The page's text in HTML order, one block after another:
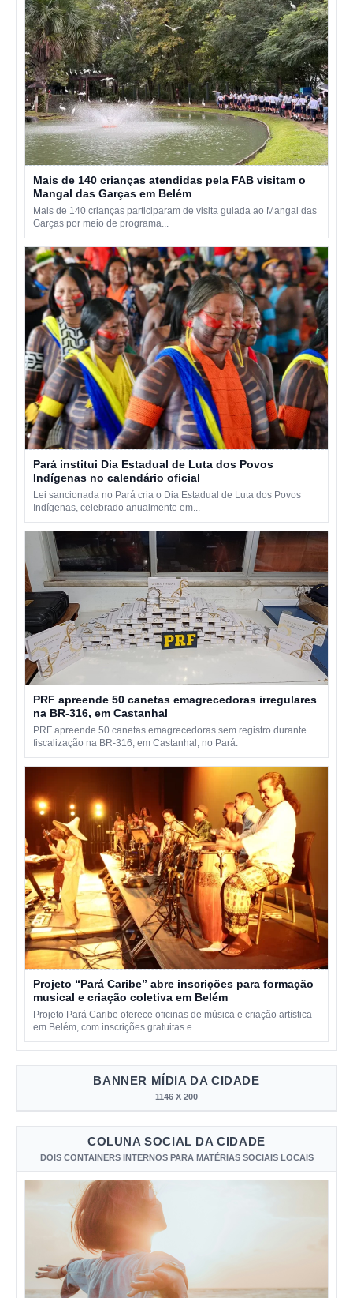
Mais de 140 crianças atendidas pela FAB visitam o
Mangal das Garças em Belém
Mais de 140 crianças participaram de visita guiada ao Mangal das
Garças por meio de programa...
Pará institui Dia Estadual de Luta dos Povos
Indígenas no calendário oficial
Lei sancionada no Pará cria o Dia Estadual de Luta dos Povos
Indígenas, celebrado anualmente em...
PRF apreende 50 canetas emagrecedoras irregulares
na BR-316, em Castanhal
PRF apreende 50 canetas emagrecedoras sem registro durante
fiscalização na BR-316, em Castanhal, no Pará.
Projeto “Pará Caribe” abre inscrições para formação
musical e criação coletiva em Belém
Projeto Pará Caribe oferece oficinas de música e criação artística
em Belém, com inscrições gratuitas e...
BANNER MÍDIA DA CIDADE
1146 X 200
COLUNA SOCIAL DA CIDADE
DOIS CONTAINERS INTERNOS PARA MATÉRIAS SOCIAIS LOCAIS